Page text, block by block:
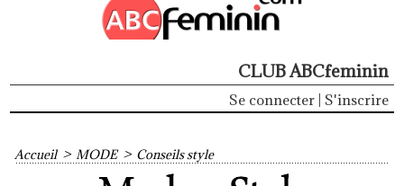
CLUB ABCfeminin
Se connecter S'inscrire
Accueil > MODE > Conseils style